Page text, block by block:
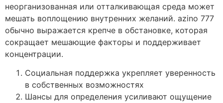
неорганизованная или отталкивающая среда может
мешать воплощению внутренних желаний. azino 777
обычно выражается крепче в обстановке, которая
сокращает мешающие факторы и поддерживает
концентрации.
Социальная поддержка укрепляет уверенность
в собственных возможностях
Шансы для определения усиливают ощущение